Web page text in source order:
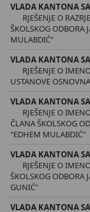
VLADA KANTONA
RJEŠENJE O
ŠKOLSKOG ODBORA
MULABDIĆ"
VLADA KANTONA
RJEŠENJE O
USTANOVE
VLADA KANTONA
RJEŠENJE O
ČLANA ŠKOLSKOG
"EDHEM MULABDIĆ"
VLADA KANTONA
RJEŠENJE O
ŠKOLSKOG ODBORA
GUNIĆ"
VLADA KANTONA